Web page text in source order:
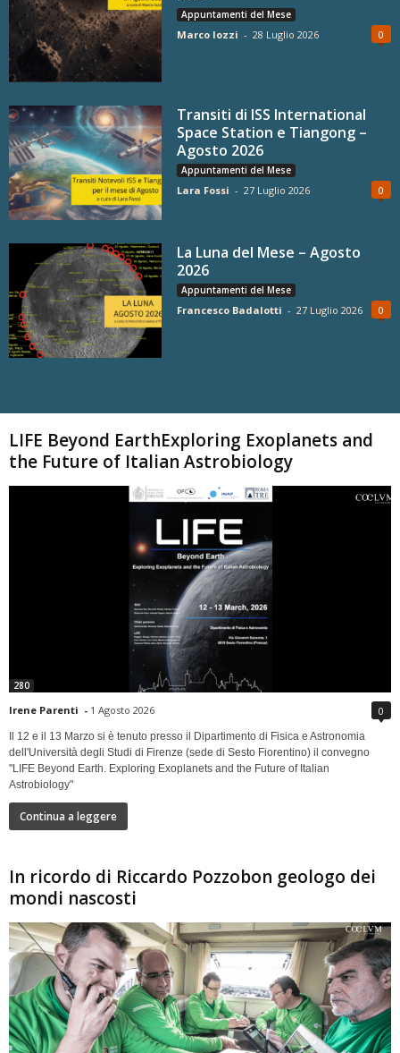
Appuntamenti del Mese
Marco Iozzi - 28 Luglio 2026 0
Transiti di ISS International
Space Station e Tiangong –
Agosto 2026
Appuntamenti del Mese
Lara Fossi - 27 Luglio 2026 0
La Luna del Mese – Agosto
2026
Appuntamenti del Mese
Francesco Badalotti - 27 Luglio 2026 0
LIFE Beyond EarthExploring Exoplanets and
the Future of Italian Astrobiology
280
Irene Parenti - 1 Agosto 2026 0
Il 12 e il 13 Marzo si è tenuto presso il Dipartimento di Fisica e Astronomia
dell'Università degli Studi di Firenze (sede di Sesto Fiorentino) il convegno
"LIFE Beyond Earth. Exploring Exoplanets and the Future of Italian
Astrobiology"
Continua a leggere
In ricordo di Riccardo Pozzobon geologo dei
mondi nascosti